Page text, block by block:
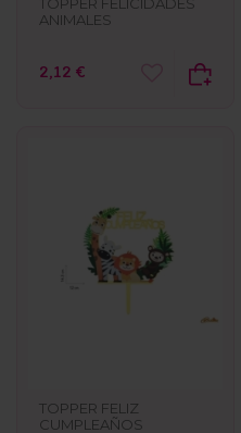
TOPPER FELICIDADES
ANIMALES
2,12 €
TOPPER FELIZ
CUMPLEAÑOS